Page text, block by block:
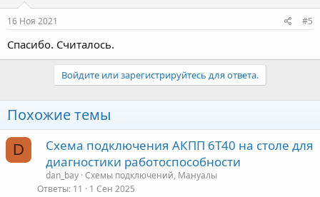
16 Ноя 2021 #5
Спасибо. Считалось.
Войдите или зарегистрируйтесь для ответа.
Похожие темы
D
Схема подключения АКПП 6T40 на столе для
диагностики работоспособности
dan_bay Схемы подключений, Мануалы
Ответы 11 1 Сен 2025